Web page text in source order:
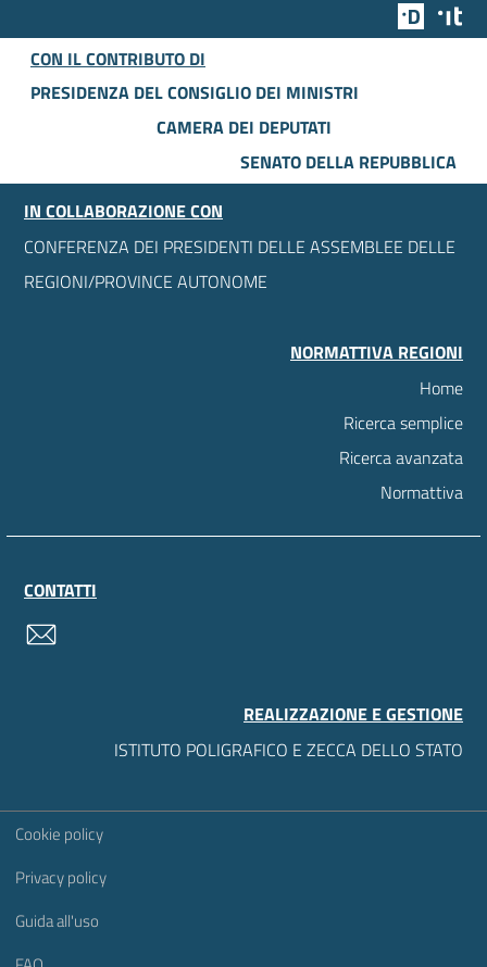
Team
CON IL CONTRIBUTO DI
PRESIDENZA DEL CONSIGLIO DEI MINISTRI
CAMERA DEI DEPUTATI
SENATO DELLA REPUBBLICA
IN COLLABORAZIONE CON
CONFERENZA DEI PRESIDENTI DELLE ASSEMBLEE DELLE
REGIONI/PROVINCE AUTONOME
NORMATTIVA REGIONI
Home
Ricerca semplice
Ricerca avanzata
Normattiva
CONTATTI
REALIZZAZIONE E GESTIONE
ISTITUTO POLIGRAFICO E ZECCA DELLO STATO
Sezione Link Utili
Cookie policy
Privacy policy
Guida all'uso